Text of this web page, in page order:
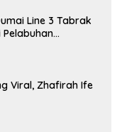
Line 3 Tabrak
Pelabuhan
Viral, Zhafirah Ife